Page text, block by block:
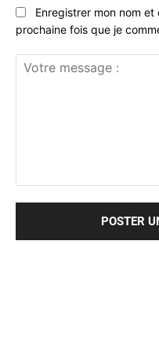
Enregistrer mon nom
prochaine fois que je